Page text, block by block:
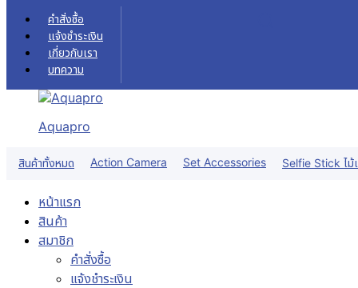
Skip to content
คำสั่งซื้อ
แจ้งชำระเงิน
เกี่ยวกับเรา
บทความ
Aquapro
สินค้าทั้งหมด Action Camera Set Accessories Selfie Stick ไม้
หน้าแรก
สินค้า
สมาชิก
คำสั่งซื้อ
แจ้งชำระเงิน